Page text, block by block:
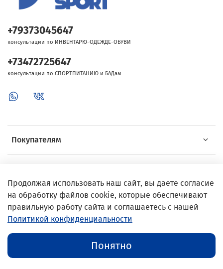
Покупателям
Выгодные предложения
+79373045647
консультации по ИНВЕНТАРЮ-ОДЕЖДЕ-ОБУВИ
+73472725647
консультации по СПОРТПИТАНИЮ и БАДам
© 2002–2024 InterSport
Продолжая использовать наш сайт, вы даете согласие
на обработку файлов cookie, которые обеспечивают
правильную работу сайта и соглашаетесь с нашей
Политикой конфиденциальности
Понятно